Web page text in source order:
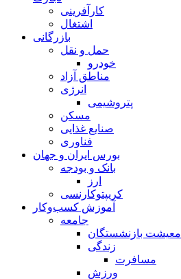
کارآفرینی
اشتغال
بازرگانی
حمل و نقل
خودرو
مناطق آزاد
انرژی
پتروشیمی
مسکن
صنایع غذایی
فناوری
بورس ایران و جهان
بانک و بودجه
ارز
کریپتوکارنسی
آموزش کسب‌وکار
جامعه
معیشت بازنشستگان
زندگی
مسافرت
ورزش